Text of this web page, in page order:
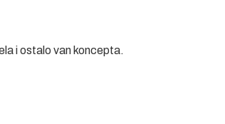
i ostalo van koncepta.